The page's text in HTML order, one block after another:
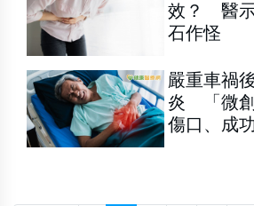
效？ 醫
石作怪
嚴重車禍
炎 「微
傷口、成